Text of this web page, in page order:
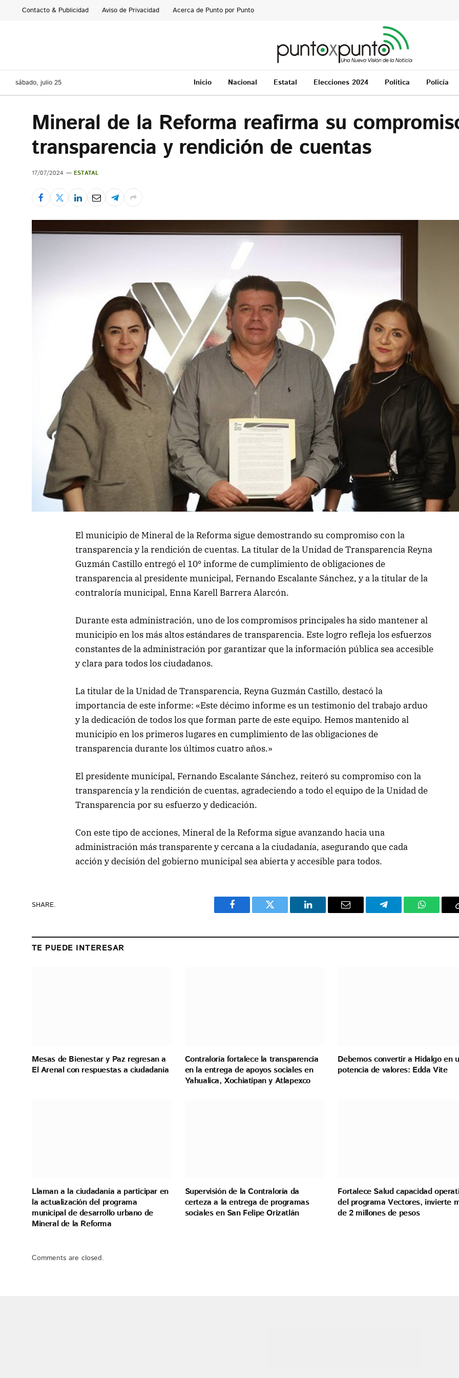
Contacto & Publicidad Aviso de Privacidad Acerca de Punto por Punto
sábado, julio 25 Inicio Nacional Estatal Elecciones 2024 Política Policía
Mineral de la Reforma reafirma su
transparencia y rendición de cuentas
17/07/2024 ESTATAL
El municipio de Mineral de la Reforma sigue demostrando su compromiso con la
transparencia y la rendición de cuentas. La titular de la Unidad de Transparencia Reyna
Guzmán Castillo entregó el 10º informe de cumplimiento de obligaciones de
transparencia al presidente municipal, Fernando Escalante Sánchez, y a la titular de la
contraloría municipal, Enna Karell Barrera Alarcón.
Durante esta administración, uno de los compromisos principales ha sido mantener al
municipio en los más altos estándares de transparencia. Este logro refleja los esfuerzos
constantes de la administración por garantizar que la información pública sea accesible
y clara para todos los ciudadanos.
La titular de la Unidad de Transparencia, Reyna Guzmán Castillo, destacó la
importancia de este informe: «Este décimo informe es un testimonio del trabajo arduo
y la dedicación de todos los que forman parte de este equipo. Hemos mantenido al
municipio en los primeros lugares en cumplimiento de las obligaciones de
transparencia durante los últimos cuatro años.»
El presidente municipal, Fernando Escalante Sánchez, reiteró su compromiso con la
transparencia y la rendición de cuentas, agradeciendo a todo el equipo de la Unidad de
Transparencia por su esfuerzo y dedicación.
Con este tipo de acciones, Mineral de la Reforma sigue avanzando hacia una
administración más transparente y cercana a la ciudadanía, asegurando que cada
acción y decisión del gobierno municipal sea abierta y accesible para todos.
SHARE.
Facebook Twitter LinkedIn Email Telegram
TE PUEDE INTERESAR
Mesas de Bienestar y Paz regresan a
El Arenal con respuestas a ciudadanía
Contraloría fortalece la transparencia
en la entrega de apoyos sociales en
Yahualica, Xochiatipan y Atlapexco
Debemos convertir a Hidalgo en
potencia de valores: Edda Vite
Llaman a la ciudadanía a participar en
la actualización del programa
municipal de desarrollo urbano de
Mineral de la Reforma
Supervisión de la Contraloría da
certeza a la entrega de programas
sociales en San Felipe Orizatlán
Fortalece Salud capacidad
del programa Vectores, invierte
de 2 millones de pesos
Comments are closed.